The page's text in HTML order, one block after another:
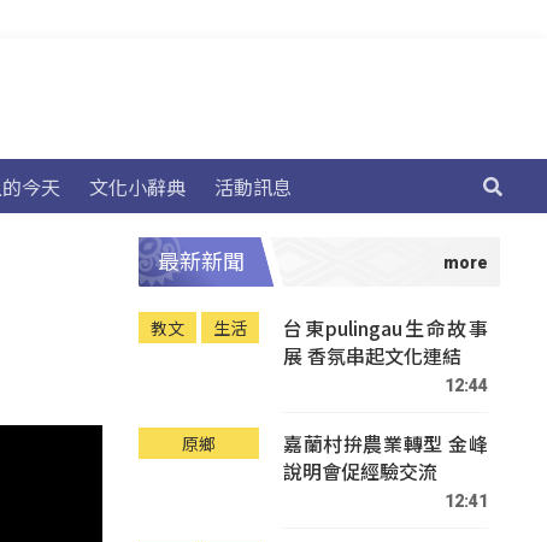
今天 文化小辭典 活動訊息
最新新聞
教文 生活
台東pulingau生命故事
展 香氛串起文化連結
12:44
原鄉
嘉蘭村拚農業轉型 金峰
說明會促經驗交流
12:41